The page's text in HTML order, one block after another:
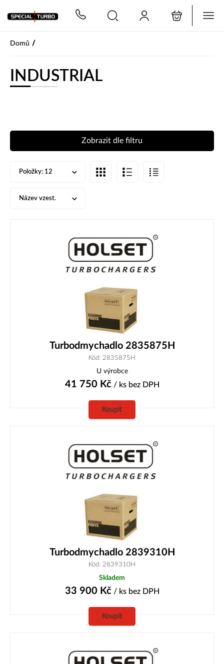
Domů /
INDUSTRIAL
Zobrazit dle filtru
Položky: 12
Název vzest.
Turbodmychadlo 2835875H
Kód: 2835875H
U výrobce
41 750 Kč/ ks bez DPH
Koupit
Turbodmychadlo 2839310H
Kód: 2839310H
Skladem
33 900 Kč/ ks bez DPH
Koupit